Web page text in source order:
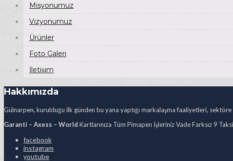
Misyonumuz
Vizyonumuz
Ürünler
Foto Galeri
İletişim
Hakkımızda
Gülnarpen, kurulduğu ilk günden bu yana yaptığı markalaşma faaliyetleri,
Garanti – Axess – World Kartlarınıza Tüm Pimapen İşleriniz Vade Farksız 9
facebook
instagram
youtube